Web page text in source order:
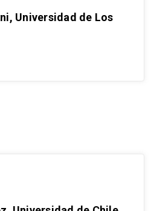
Universidad de Los